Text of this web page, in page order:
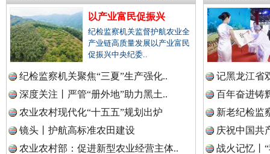
雄关漫道展新颜 “
以产业富民促振兴
纪检监察机关监督护航农业全
产业链高质量发展以产业富民
促振兴中央纪委..
纪检监察机关聚焦“三夏”生产强化..
深度关注丨严管“册外地”助力黑土..
农业农村现代化“十五五”规划出炉
镜头丨护航高标准农田建设
农业农村部：促进新型农业经营主体..
记黑龙江省
百年奋进铸
新老纪检监
庆祝中国共
战火记忆丨